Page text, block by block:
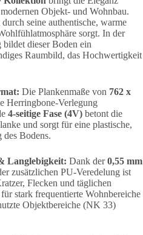
Objekt- und Wohnbau.
seine authentische, warme
sorgt. In der
dieser Boden ein
Raumbild, das Hochwertigkeit
Die Plankenmaße von 762 x
Herringbone-Verlegung
4-seitige Fase (4V) betont die
und sorgt für eine plastische,
Bodens.
Langlebigkeit: Dank der0,55 mm
zusätzlichen PU-Veredelung ist
Flecken und täglichen
stark frequentierte Wohnbereiche
Objektbereiche (NK 33)